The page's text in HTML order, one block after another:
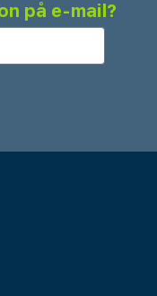
på e-mail?